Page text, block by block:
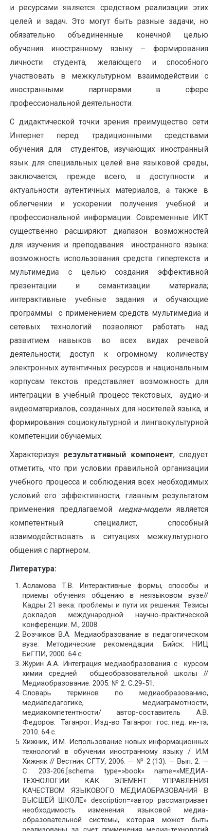
и ресурсами является средством реализации этих
целей и задач. Это могут быть разные задачи, но
обязательно объединенные конечной целью
обучения иностранному языку – формирования
личности студента, желающего и способного
участвовать в межкультурном взаимодействии с
иностранными партнерами в сфере
профессиональной деятельности.
С дидактической точки зрения преимущество сети
Интернет перед традиционными средствами
обучения для студентов, изучающих иностранный
язык для специальных целей вне языковой среды,
заключается, прежде всего, в доступности и
актуальности аутентичных материалов, а также в
облегчении и ускорении получения учебной и
профессиональной информации. Современные ИКТ
существенно расширяют диапазон возможностей
для изучения и преподавания иностранного языка:
возможность использования средств гипертекста и
мультимедиа с целью создания эффективной
презентации и семантизации материала;
интерактивные учебные задания и обучающие
программы с применением средств мультимедиа и
сетевых технологий позволяют работать над
развитием навыков во всех видах речевой
деятельности; доступ к огромному количеству
электронных аутентичных ресурсов и национальным
корпусам текстов представляет возможность для
интеграции в учебный процесс текстовых, аудио-и
видеоматериалов, созданных для носителей языка, и
формирования социокультурной и лингвокультурной
компетенции обучаемых.
Характеризуя результативный компонент, следует
отметить, что при условии правильной организации
учебного процесса и соблюдения всех необходимых
условий его эффективности, главным результатом
применения предлагаемой медиа-моделиявляется
компетентный специалист, способный
взаимодействовать в ситуациях межкультурного
общения с партнером.
Литература:
Асламова Т.В. Интерактивные формы, способы и
приемы обучения общению в неязыковом вузе//
Кадры 21 века: проблемы и пути их решения: Тезисы
докладов международной научно-практической
конференции. М., 2008.
Возчиков В.А. Медиаобразование в педагогическом
вузе: Методические рекомендации. Бийск: НИЦ
БиГПИ, 2000. 64 с.
Журин А.А. Интеграция медиаобразования с курсом
химии средней общеобразовательной школы //
Медиаобразование. 2005. № 2. С.29-51.
Словарь терминов по медиаобразованию,
медиапедагогике, медиаграмотности,
медиакомпетентности/ автор-составитель А.В.
Федоров. Таганрог: Изд-во Таганрог. гос. пед. ин-та,
2010. 64 с.
Хижник, И.М. Использование новых информационных
технологий в обучении иностранному языку / И.М
Хижняк // Вестник СГТУ, 2006. — № 2 (13). — Вып. 2. —
С. 203-206.[schema type=»book» name=»МЕДИА-
ТЕХНОЛОГИИ КАК ЭЛЕМЕНТ УПРАВЛЕНИЯ
КАЧЕСТВОМ ЯЗЫКОВОГО МЕДИАОБРАЗОВАНИЯ В
ВЫСШЕЙ ШКОЛЕ» description=»автор рассматривает
необходимость изменения языковой медиа-
образовательной системы, которая может быть